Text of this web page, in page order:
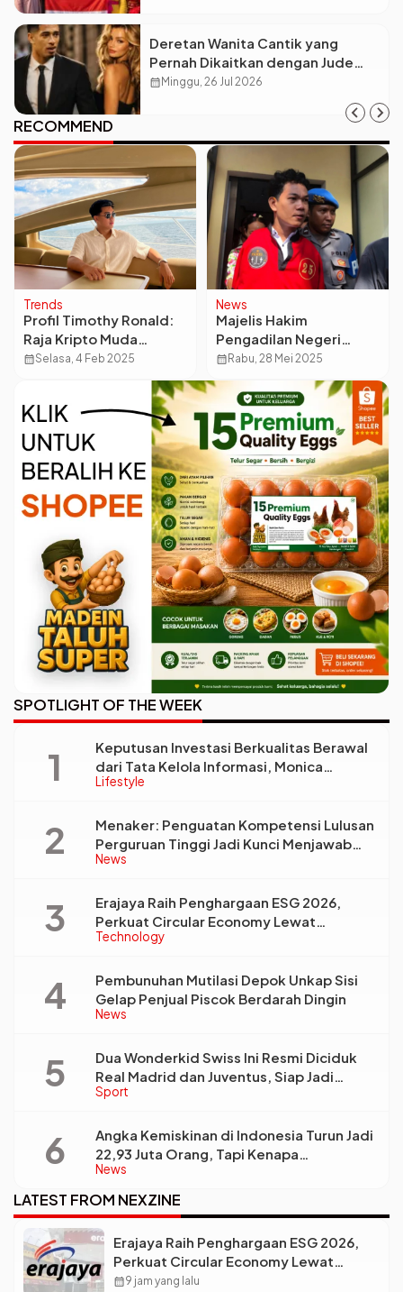
Deretan Wanita Cantik yang
Pernah Dikaitkan dengan Jude
Bellingham
calendar_month Minggu, 26 Jul 2026
RECOMMEND
Trends
Profil Timothy Ronald:
Raja Kripto Muda
Indonesia yang
calendar_monthSelasa, 4 Feb 2025
News
Majelis Hakim
Pengadilan Negeri
Mataram menjatuhkan
vonis 10 tahun penjara
kepada Agus Buntung
calendar_month Rabu, 28 Mei 2025
SPOTLIGHT OF THE WEEK
Lifestyle
Keputusan Investasi Berkualitas Berawal
dari Tata Kelola Informasi, Monica
Triyadi: Bukan Sekadar Analisis
News
Menaker: Penguatan Kompetensi Lulusan
Perguruan Tinggi Jadi Kunci Menjawab
Kebutuhan Dunia Kerja
Technology
Erajaya Raih Penghargaan ESG 2026,
Perkuat Circular Economy Lewat
Pengelolaan Limbah Berkelanjutan
News
Pembunuhan Mutilasi Depok Unkap Sisi
Gelap Penjual Piscok Berdarah Dingin
Sport
Dua Wonderkid Swiss Ini Resmi Diciduk
Real Madrid dan Juventus, Siap Jadi
Bintang Baru Eropa
News
Angka Kemiskinan di Indonesia Turun Jadi
22,93 Juta Orang, Tapi Kenapa
Ketimpangan Desa dan Kota Malah Makin
Lebar?
LATEST FROM NEXZINE
Erajaya Raih Penghargaan ESG 2026,
Perkuat Circular Economy Lewat
Pengelolaan Limbah Berkelanjutan
calendar_month9 jam yang lalu